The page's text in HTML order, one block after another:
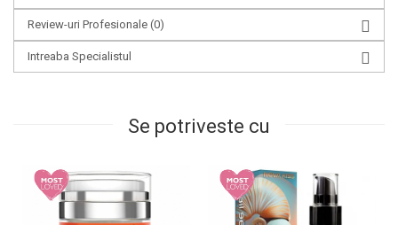
Review-uri Profesionale (0)
Intreaba Specialistul
Se potriveste cu